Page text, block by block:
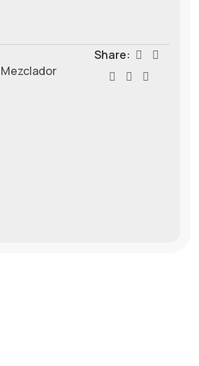
Mezclador
Share: